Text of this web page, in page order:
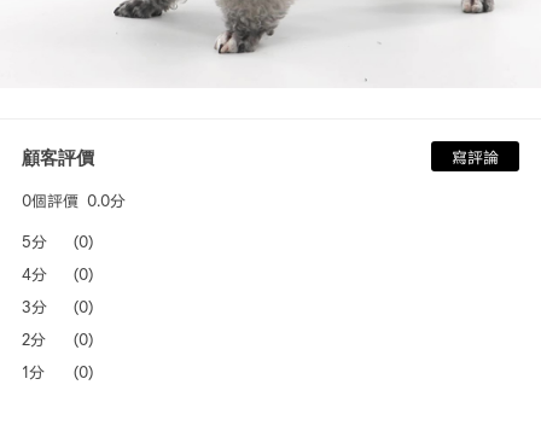
顧客評價
0個評價 0.0分
寫評論
5分
(0)
4分
(0)
3分
(0)
2分
(0)
1分
(0)